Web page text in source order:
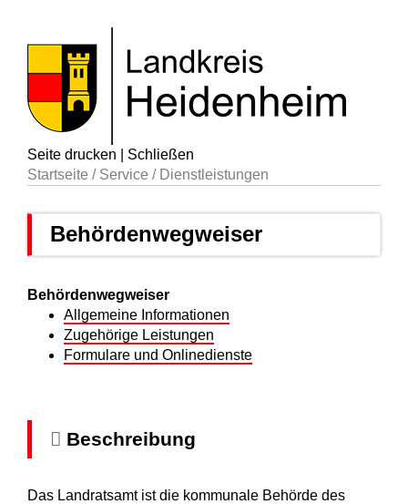
Seite drucken
Schließen
Startseite / Service / Dienstleistungen
Behördenwegweiser
Behördenwegweiser
Allgemeine Informationen
Zugehörige Leistungen
Formulare und Onlinedienste
Beschreibung
Das Landratsamt ist die kommunale Behörde des